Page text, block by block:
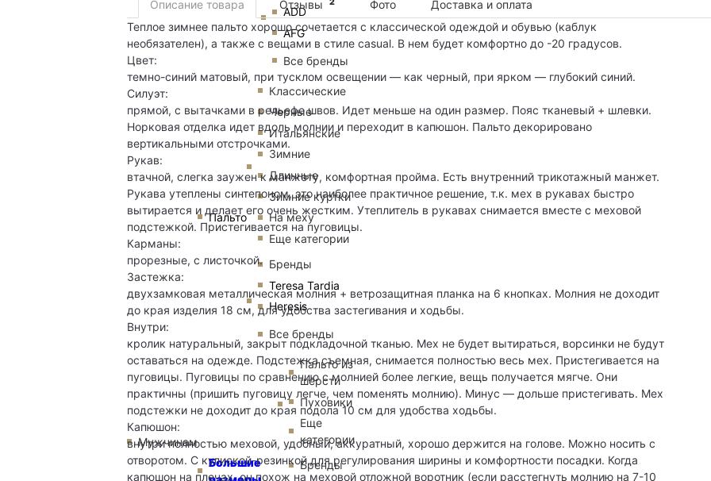
Мужчинам
ADD
AFG
Все бренды
Пальто
Классические
Черные
Итальянские
Зимние
Длинные
Зимние куртки
На меху
Еще категории
Бренды
Teresa Tardia
Heresis
Все бренды
Большие
Пальто из
шерсти
Пуховики
Еще
категории
Бренды
Описание товара Отзывы Фото
Доставка и оплата
Теплое зимнее пальто хорошо сочетается с классической одеждой и обувью (каблук
необязателен), а также с вещами в стиле casual. В нем будет комфортно до -20 градусов.
Цвет:
темно-синий матовый, при тусклом освещении — как черный, при ярком — глубокий синий.
Силуэт:
прямой, с вытачками в рельефе швов. Идет меньше на один размер. Пояс тканевый + шлевки.
Норковая отделка идет вдоль молнии и переходит в капюшон. Пальто декорировано
вертикальными отстрочками.
Рукав:
втачной, слегка заужен к манжету, комфортная пройма. Есть внутренний трикотажный манжет.
Рукава утеплены синтепоном, это наиболее практичное решение, т.к. мех в рукавах быстро
вытирается и делает его очень жестким. Утеплитель в рукавах снимается вместе с меховой
подстежкой. Пристегивается на пуговицы.
Карманы:
прорезные, с листочкой.
Застежка:
двухзамковая металлическая молния + ветрозащитная планка на 6 кнопках. Молния не доходит
до края изделия 18 см, для удобства застегивания и ходьбы.
Внутри:
кролик натуральный, закрыт подкладочной тканью. Мех не будет вытираться, ворсинки не будут
оставаться на одежде. Подстежка съемная, снимается полностью весь мех. Пристегивается на
пуговицы. Пуговицы по сравнению с молнией более легкие, вещь получается мягче. Они
практичны (пришить пуговицу легче, чем поменять молнию). Минус — дольше пристегивать. Мех
подстежки не доходит до края подола 10 см для удобства ходьбы.
Капюшон:
внутри полностью меховой, удобный, аккуратный, хорошо держится на голове. Можно носить с
отворотом. С кулиской-резинкой для регулирования ширины и комфортности посадки. Когда
капюшон на плечах, он похож на меховой отложной воротник (если расстегнуть молнию на 7-10